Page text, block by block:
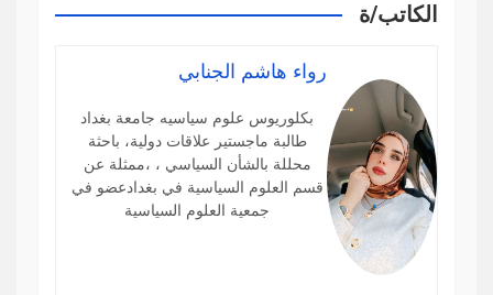
الكاتب/ة
رواء هاشم الجنابي
بكلوريوس علوم سياسيه جامعة بغداد
طالبة ماجستير علاقات دولية، باحثة
محللة بالشأن السياسي ، ،ممثلة عن
قسم العلوم السياسية في بغدادعضو في
جمعية العلوم السياسية